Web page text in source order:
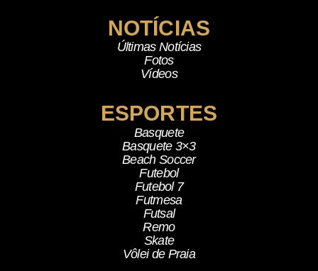
NOTÍCIAS
Últimas Notícias
Fotos
Vídeos
ESPORTES
Basquete
Basquete 3×3
Beach Soccer
Futebol
Futebol 7
Futmesa
Futsal
Remo
Skate
Vôlei de Praia